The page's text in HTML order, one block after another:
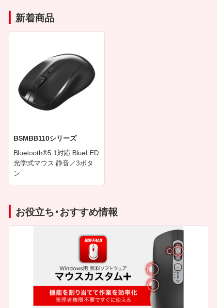
新着商品
BSMBB110シリーズ
Bluetooth®5.1対応 BlueLED
光学式マウス 静音／3ボタ
ン
お役立ち・おすすめ情報